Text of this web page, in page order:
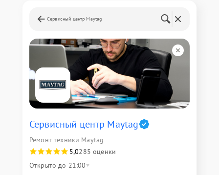
Сервисный центр Maytag
Сервисный центр Maytag
Ремонт техники Maytag
5,0285 оценки
Открыто до 21:00